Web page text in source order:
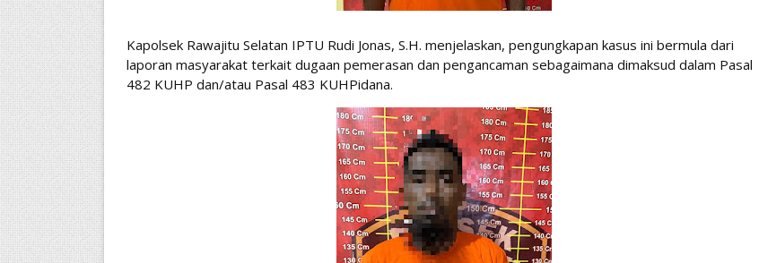
Kapolsek Rawajitu Selatan IPTU Rudi Jonas, S.H. menjelaskan, pengungkapan kasus ini bermula dari
laporan masyarakat terkait dugaan pemerasan dan pengancaman sebagaimana dimaksud dalam Pasal
482 KUHP dan/atau Pasal 483 KUHPidana.